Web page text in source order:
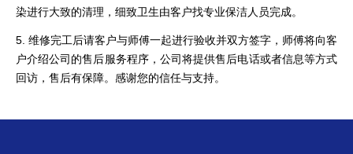
染进行大致的清理，细致卫生由客户找专业保洁人员完成。
5. 维修完工后请客户与师傅一起进行验收并双方签字，师傅将向客
户介绍公司的售后服务程序，公司将提供售后电话或者信息等方式
回访，售后有保障。感谢您的信任与支持。